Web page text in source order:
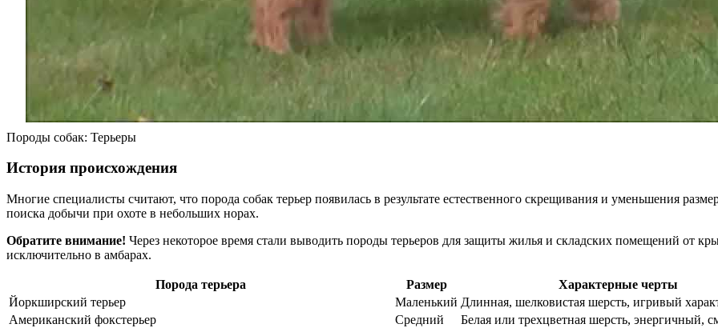
Породы собак: Терьеры
История происхождения
Многие специалисты считают, что порода собак терьер появилась в результате естественного скрещивания и уменьшения
поиска добычи при охоте в небольших норах.
Обратите внимание! Через некоторое время стали выводить породы терьеров для защиты жилья и складских помещений от
исключительно в амбарах.
Порода терьера Размер
Характерные черты
Йоркширский терьер
Маленький Длинная, шелковистая шерсть, игривый
Американский фокстерьер
Средний
Белая или трехцветная шерсть, энергичный,